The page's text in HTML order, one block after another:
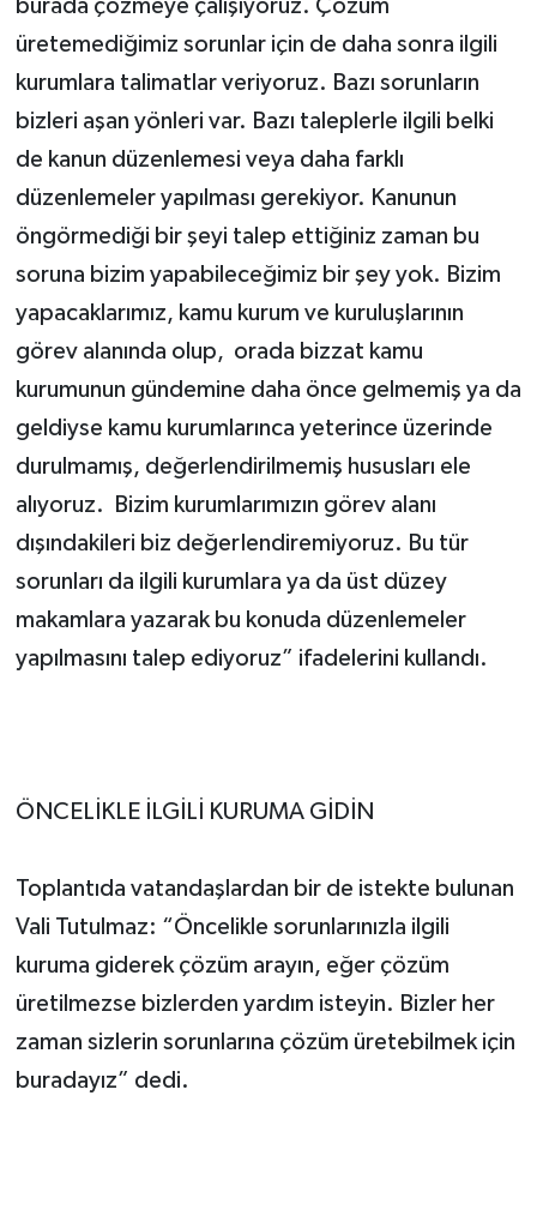
burada çözmeye çalışıyoruz. Çözüm
üretemediğimiz sorunlar için de daha sonra ilgili
kurumlara talimatlar veriyoruz. Bazı sorunların
bizleri aşan yönleri var. Bazı taleplerle ilgili belki
de kanun düzenlemesi veya daha farklı
düzenlemeler yapılması gerekiyor. Kanunun
öngörmediği bir şeyi talep ettiğiniz zaman bu
soruna bizim yapabileceğimiz bir şey yok. Bizim
yapacaklarımız, kamu kurum ve kuruluşlarının
görev alanında olup, orada bizzat kamu
kurumunun gündemine daha önce gelmemiş ya da
geldiyse kamu kurumlarınca yeterince üzerinde
durulmamış, değerlendirilmemiş hususları ele
alıyoruz. Bizim kurumlarımızın görev alanı
dışındakileri biz değerIendiremiyoruz. Bu tür
sorunları da ilgili kurumlara ya da üst düzey
makamlara yazarak bu konuda düzenlemeler
yapılmasını talep ediyoruz” ifadelerini kullandı.
ÖNCELİKLE İLGİLİ KURUMA GİDİN
Toplantıda vatandaşlardan bir de istekte bulunan
Vali Tutulmaz: “Öncelikle sorunlarınızla ilgili
kuruma giderek çözüm arayın, eğer çözüm
üretilmezse bizlerden yardım isteyin. Bizler her
zaman sizlerin sorunlarına çözüm üretebilmek için
buradayız” dedi.